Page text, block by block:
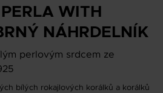
WITH
NÁHRDELNÍK
perlovým srdcem ze
bílých rokajlových korálků a korálků